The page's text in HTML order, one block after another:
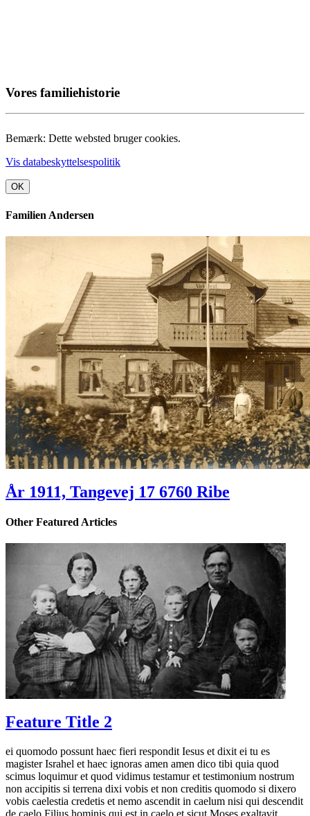
Vores familiehistorie
Bemærk: Dette websted bruger cookies.
Vis databeskyttelsespolitik
OK
Familien Andersen
År 1911, Tangevej 17 6760 Ribe
Other Featured Articles
Feature Title 2
ei quomodo possunt haec fieri respondit Iesus et dixit ei tu es
magister Israhel et haec ignoras amen amen dico tibi quia quod
scimus loquimur et quod vidimus testamur et testimonium nostrum
non accipitis si terrena dixi vobis et non creditis quomodo si dixero
vobis caelestia credetis et nemo ascendit in caelum nisi qui descendit